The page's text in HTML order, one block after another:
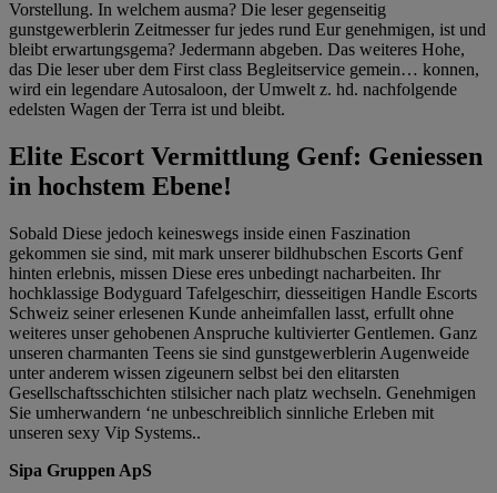
Vorstellung. In welchem ausma? Die leser gegenseitig
gunstgewerblerin Zeitmesser fur jedes rund Eur genehmigen, ist und
bleibt erwartungsgema? Jedermann abgeben. Das weiteres Hohe,
das Die leser uber dem First class Begleitservice gemein… konnen,
wird ein legendare Autosaloon, der Umwelt z. hd. nachfolgende
edelsten Wagen der Terra ist und bleibt.
Elite Escort Vermittlung Genf: Geniessen
in hochstem Ebene!
Sobald Diese jedoch keineswegs inside einen Faszination
gekommen sie sind, mit mark unserer bildhubschen Escorts Genf
hinten erlebnis, missen Diese eres unbedingt nacharbeiten. Ihr
hochklassige Bodyguard Tafelgeschirr, diesseitigen Handle Escorts
Schweiz seiner erlesenen Kunde anheimfallen lasst, erfullt ohne
weiteres unser gehobenen Anspruche kultivierter Gentlemen. Ganz
unseren charmanten Teens sie sind gunstgewerblerin Augenweide
unter anderem wissen zigeunern selbst bei den elitarsten
Gesellschaftsschichten stilsicher nach platz wechseln. Genehmigen
Sie umherwandern ‘ne unbeschreiblich sinnliche Erleben mit
unseren sexy Vip Systems..
Sipa Gruppen ApS